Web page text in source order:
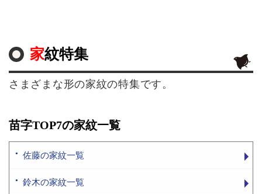
家紋特集
さまざまな形の家紋の特集です。
苗字TOP7の家紋一覧
佐藤の家紋一覧
鈴木の家紋一覧